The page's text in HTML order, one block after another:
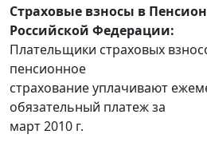
Страховые взносы в
Российской Федерации:
Плательщики страховых
пенсионное
страхование уплачивают
обязательный платеж за
март 2010 г.